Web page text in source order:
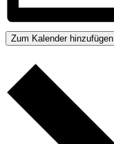
Zum Kalender hinzufügen